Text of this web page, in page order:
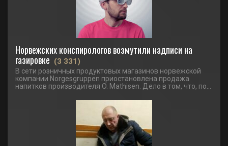
Норвежских конспирологов возмутили надписи на
газировке (3 331)
В сети розничных продуктовых магазинов норвежской
компании Norgesgruppen приостановлена продажа
напитков производителя O. Mathisen. Дело в том, что, по...